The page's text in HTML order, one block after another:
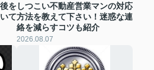
を
て
しつこい不動産営業マンの対応
方法を教えて下さい！迷惑な連
絡を減らすコツも紹介
2026.08.07